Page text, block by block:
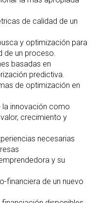
de calidad de un
y optimización para
de un proceso.
basadas en
predictiva.
de optimización en
la innovación como
crecimiento y
necesarias
y su
financiera de un nuevo